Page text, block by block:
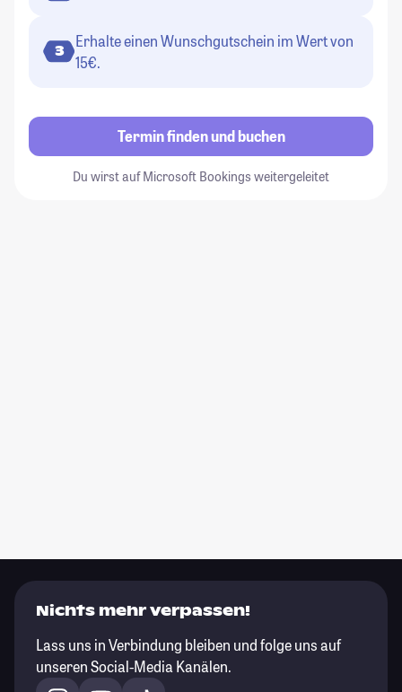
3
Erhalte einen Wunschgutschein im Wert von
15€.
Termin finden und buchen
Du wirst auf Microsoft Bookings weitergeleitet
Nichts mehr verpassen!
Lass uns in Verbindung bleiben und folge uns auf
unseren Social-Media Kanälen.